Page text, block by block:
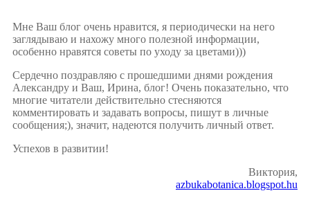
Мне Ваш блог очень нравится, я периодически на него
заглядываю и нахожу много полезной информации,
особенно нравятся советы по уходу за цветами)))
Cердечно поздравляю с прошедшими днями рождения
Александру и Ваш, Ирина, блог! Очень показательно, что
многие читатели действительно стесняются
комментировать и задавать вопросы, пишут в личные
сообщения;), значит, надеются получить личный ответ.
Успехов в развитии!
Виктория,
azbukabotanica.blogspot.hu